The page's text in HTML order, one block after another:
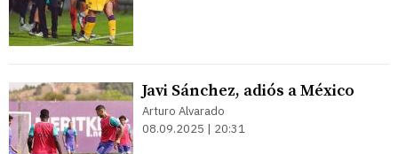
Javi Sánchez, adiós a México
Arturo Alvarado
08.09.2025 | 20:31